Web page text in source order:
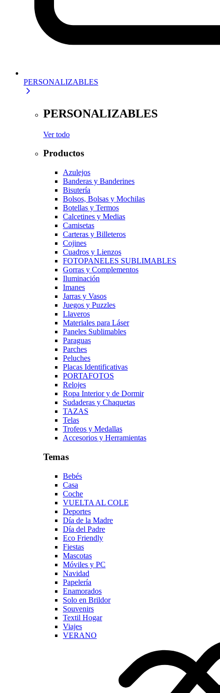
PERSONALIZABLES
PERSONALIZABLES
Ver todo
Productos
Azulejos
Banderas y Banderines
Bisutería
Bolsos, Bolsas y Mochilas
Botellas y Termos
Calcetines y Medias
Camisetas
Carteras y Billeteros
Cojines
Cuadros y Lienzos
FOTOPANELES SUBLIMABLES
Gorras y Complementos
Iluminación
Imanes
Jarras y Vasos
Juegos y Puzzles
Llaveros
Materiales para Láser
Paneles Sublimables
Paraguas
Parches
Peluches
Placas Identificativas
PORTAFOTOS
Relojes
Ropa Interior y de Dormir
Sudaderas y Chaquetas
TAZAS
Telas
Trofeos y Medallas
Accesorios y Herramientas
Temas
Bebés
Casa
Coche
VUELTA AL COLE
Deportes
Día de la Madre
Día del Padre
Eco Friendly
Fiestas
Mascotas
Móviles y PC
Navidad
Papelería
Enamorados
Solo en Brildor
Souvenirs
Textil Hogar
Viajes
VERANO